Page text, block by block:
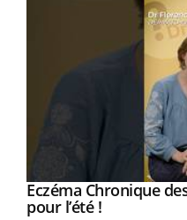
Youtube
Eczéma Chronique
pour l’été !Youtube